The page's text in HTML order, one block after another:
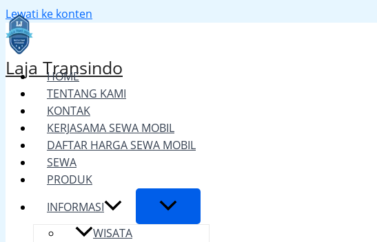
Lewati ke konten
Laja Transindo
HOME
TENTANG KAMI
KONTAK
KERJASAMA SEWA MOBIL
DAFTAR HARGA SEWA MOBIL
SEWA
PRODUK
INFORMASI
WISATA